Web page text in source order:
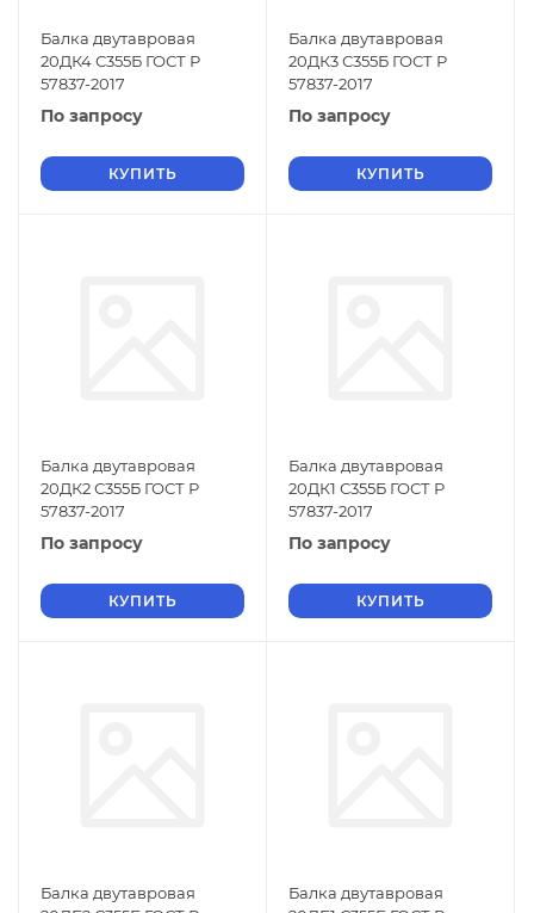
Балка двутавровая
20ДК4 С355Б ГОСТ Р
57837-2017
По запросу
КУПИТЬ
Балка двутавровая
20ДК3 С355Б ГОСТ Р
57837-2017
По запросу
КУПИТЬ
Балка двутавровая
20ДК2 С355Б ГОСТ Р
57837-2017
По запросу
КУПИТЬ
Балка двутавровая
20ДК1 С355Б ГОСТ Р
57837-2017
По запросу
КУПИТЬ
Балка двутавровая
Балка двутавровая